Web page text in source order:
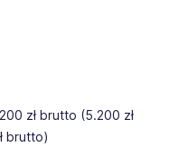
zł brutto (5.200 zł
brutto)